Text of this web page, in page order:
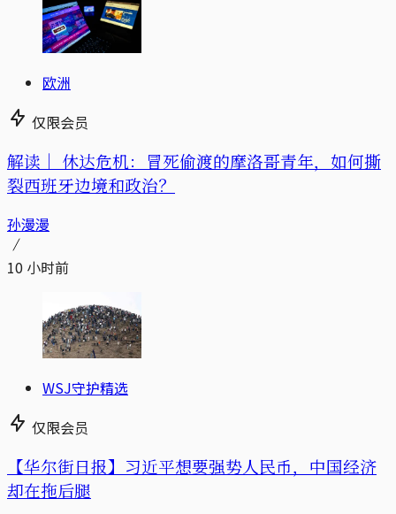
欧洲
仅限会员
解读｜ 休达危机：冒死偷渡的摩洛哥青年，如何撕
裂西班牙边境和政治？
孙漫漫
10 小时前
WSJ守护精选
仅限会员
【华尔街日报】习近平想要强势人民币，中国经济
却在拖后腿